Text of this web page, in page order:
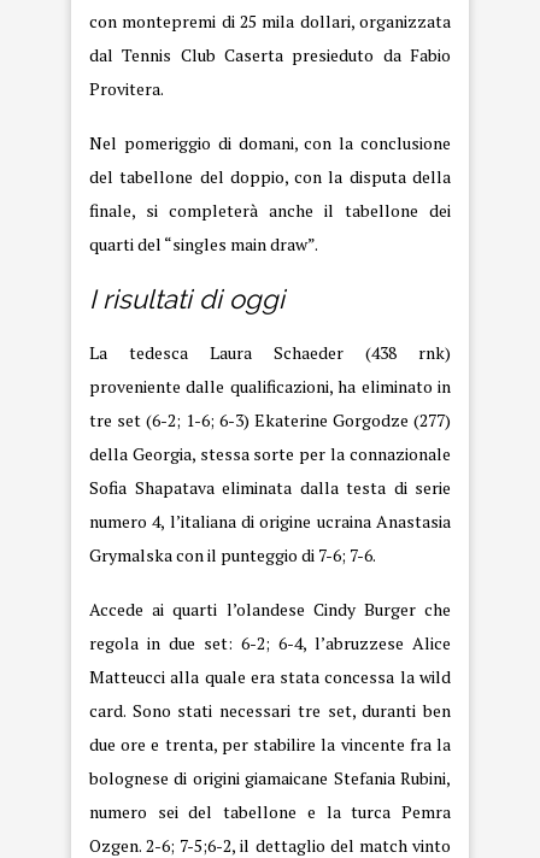
con montepremi di 25 mila dollari, organizzata
dal Tennis Club Caserta presieduto da Fabio
Provitera.
Nel pomeriggio di domani, con la conclusione
del tabellone del doppio, con la disputa della
finale, si completerà anche il tabellone dei
quarti del “singles main draw”.
I risultati di oggi
La tedesca Laura Schaeder (438 rnk)
proveniente dalle qualificazioni, ha eliminato in
tre set (6-2; 1-6; 6-3) Ekaterine Gorgodze (277)
della Georgia, stessa sorte per la connazionale
Sofia Shapatava eliminata dalla testa di serie
numero 4, l’italiana di origine ucraina Anastasia
Grymalska con il punteggio di 7-6; 7-6.
Accede ai quarti l’olandese Cindy Burger che
regola in due set: 6-2; 6-4, l’abruzzese Alice
Matteucci alla quale era stata concessa la wild
card. Sono stati necessari tre set, duranti ben
due ore e trenta, per stabilire la vincente fra la
bolognese di origini giamaicane Stefania Rubini,
numero sei del tabellone e la turca Pemra
Ozgen. 2-6; 7-5;6-2, il dettaglio del match vinto